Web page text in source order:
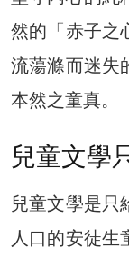
然的「赤子之
流蕩滌而迷失
本然之童真。
兒童文學
兒童文學是只
人口的安徒生